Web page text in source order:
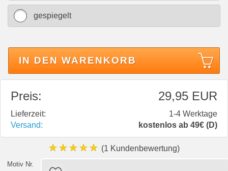
gespiegelt
IN DEN WARENKORB
Preis: 29,95 EUR
Lieferzeit:
1-4 Werktage
Versand:
kostenlos ab 49€ (D)
★★★★★ (1 Kundenbewertung)
Motiv Nr.